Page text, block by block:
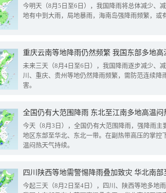
今明天（8月5日至6日），我国降雨将总体减少、
地有中到大雨，局地暴雨，海南岛强降雨频繁，或
重庆云南等地降雨仍然频繁 我国东部多地高
未来三天（8月4日至6日），我国降雨逐步减少、
川、重庆、贵州等地仍然降雨频繁，需防范连续降
害。
全国仍有大范围降雨 东北至江南多地高温闷
今天（8月3日），全国仍有大范围降雨，强降雨主
地区东部至华北、东北一带。在副热带高压的掌控
温闷热天气持续。
今起三天（8月2日至4日），四川、陕西等地多地雨